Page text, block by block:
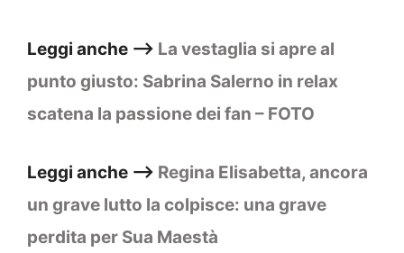
Leggi anche –> La vestaglia si apre al
punto giusto: Sabrina Salerno in relax
scatena la passione dei fan – FOTO
Leggi anche –> Regina Elisabetta, ancora
un grave lutto la colpisce: una grave
perdita per Sua Maestà